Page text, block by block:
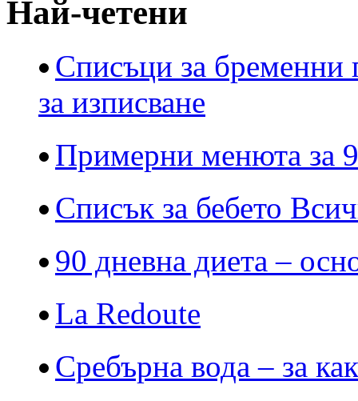
Най-четени
Списъци за бременни
за изписване
Примерни менюта за
Списък за бебето
90 дневна диета –
La Redoute
Сребърна вода – за